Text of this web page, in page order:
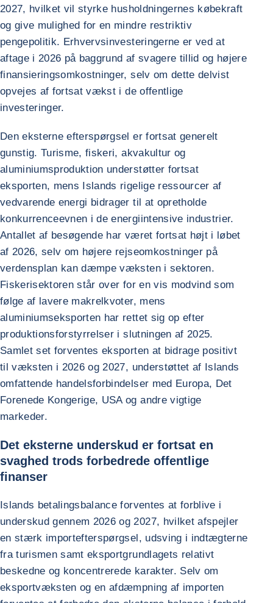
2027, hvilket vil styrke husholdningernes købekraft
og give mulighed for en mindre restriktiv
pengepolitik. Erhvervsinvesteringerne er ved at
aftage i 2026 på baggrund af svagere tillid og højere
finansieringsomkostninger, selv om dette delvist
opvejes af fortsat vækst i de offentlige
investeringer.
Den eksterne efterspørgsel er fortsat generelt
gunstig. Turisme, fiskeri, akvakultur og
aluminiumsproduktion understøtter fortsat
eksporten, mens Islands rigelige ressourcer af
vedvarende energi bidrager til at opretholde
konkurrenceevnen i de energiintensive industrier.
Antallet af besøgende har været fortsat højt i løbet
af 2026, selv om højere rejseomkostninger på
verdensplan kan dæmpe væksten i sektoren.
Fiskerisektoren står over for en vis modvind som
følge af lavere makrelkvoter, mens
aluminiumseksporten har rettet sig op efter
produktionsforstyrrelser i slutningen af 2025.
Samlet set forventes eksporten at bidrage positivt
til væksten i 2026 og 2027, understøttet af Islands
omfattende handelsforbindelser med Europa, Det
Forenede Kongerige, USA og andre vigtige
markeder.
Det eksterne underskud er fortsat en
svaghed trods forbedrede offentlige
finanser
Islands betalingsbalance forventes at forblive i
underskud gennem 2026 og 2027, hvilket afspejler
en stærk importefterspørgsel, udsving i indtægterne
fra turismen samt eksportgrundlagets relativt
beskedne og koncentrerede karakter. Selv om
eksportvæksten og en afdæmpning af importen